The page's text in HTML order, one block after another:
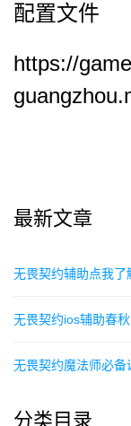
配置文件
https://
最新文章
无畏契约辅助点我了
无畏契约ios辅助春
无畏契约魔法师必备
分类目录